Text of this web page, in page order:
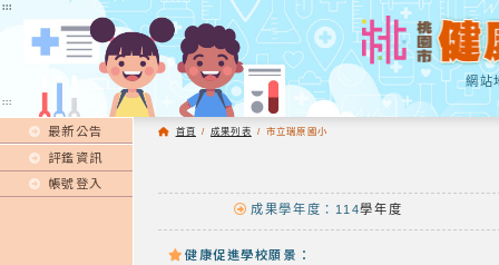
:::
網站
:::
最新公告
評鑑資訊
帳號登入
首頁 / 成果列表 / 市立瑞原國小
成果學年度：114學年度
健康促進學校願景：
:::